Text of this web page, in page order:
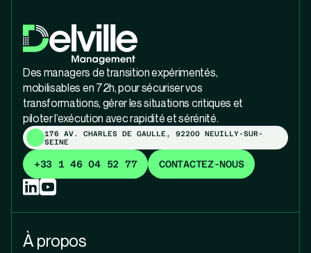
Des managers de transition expérimentés,
mobilisables en 72h, pour sécuriser vos
transformations, gérer les situations critiques et
piloter l’exécution avec rapidité et sérénité.
176 AV. CHARLES DE GAULLE, 92200 NEUILLY-SUR-
SEINE
+33 1 46 04 52 77 CONTACTEZ-NOUS
À propos